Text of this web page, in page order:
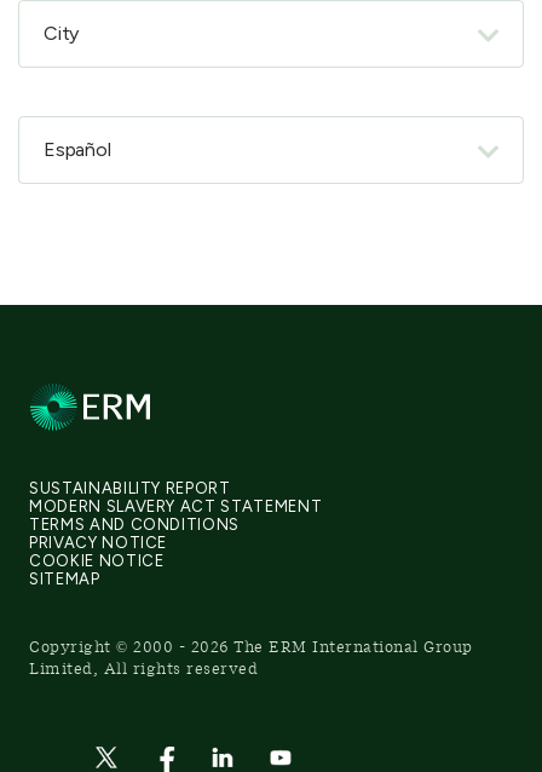
SUSTAINABILITY REPORT
MODERN SLAVERY ACT STATEMENT
TERMS AND CONDITIONS
PRIVACY NOTICE
COOKIE NOTICE
SITEMAP
Copyright © 2000 - 2026 The ERM International Group
Limited, All rights reserved